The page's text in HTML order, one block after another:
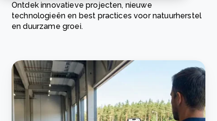
Ontdek innovatieve projecten, nieuwe
technologieën en best practices voor natuurherstel
en duurzame groei.